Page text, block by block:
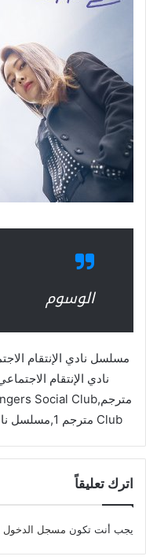
الوسوم
Club مترجم 1,مسلسل نادي الإنتقام الاجتماعي مترجم asia2tv
اترك تعليقاً
يجب أنت تكون مسجل الدخول